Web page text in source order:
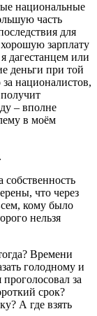
национальные
льшую часть
для
хорошую зарплату
дагестанцем или
деньги при той
националистов,
– вполне
в моём
собственность
что через
кому было
нельзя
Времени
голодному и
за
срок?
А где взять